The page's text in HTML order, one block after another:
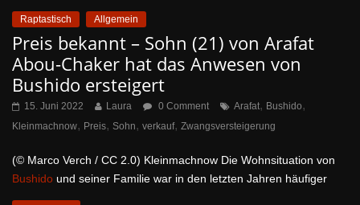
Raptastisch Allgemein
Preis bekannt – Sohn (21) von Arafat
Abou-Chaker hat das Anwesen von
Bushido ersteigert
15. Juni 2022 Laura 0 Comment Arafat, Bushido,
Kleinmachnow, Preis, Sohn, verkauf, Zwangsversteigerung
(© Marco Verch / CC 2.0) Kleinmachnow Die Wohnsituation von
Bushido und seiner Familie war in den letzten Jahren häufiger